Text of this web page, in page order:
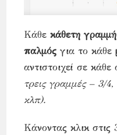
Κάθεκάθετη γραμμή
παλμός για το κάθε
αντιστοιχεί σε
τρεις γραμμές – 3/
κλπ).
Κάνοντας κλικ στις